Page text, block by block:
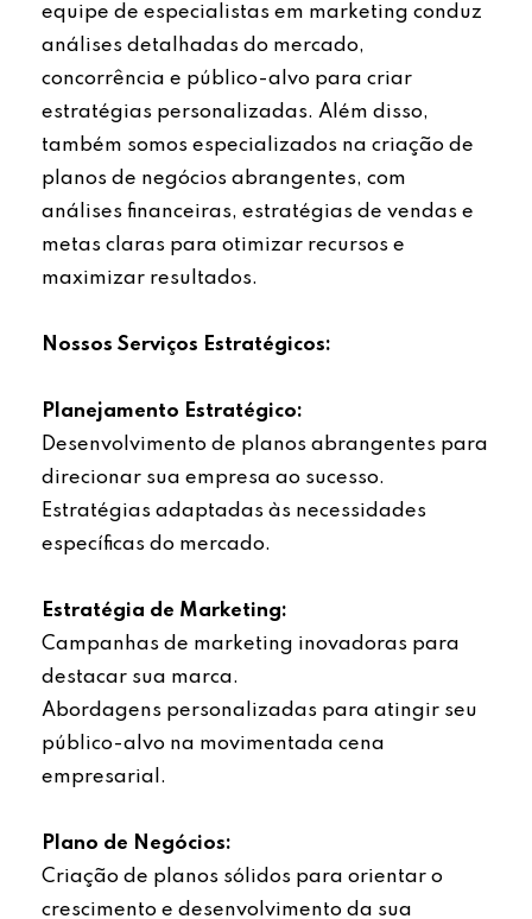
equipe de especialistas em marketing conduz
análises detalhadas do mercado,
concorrência e público-alvo para criar
estratégias personalizadas. Além disso,
também somos especializados na criação de
planos de negócios abrangentes, com
análises financeiras, estratégias de vendas e
metas claras para otimizar recursos e
maximizar resultados.
Nossos Serviços Estratégicos:
Planejamento Estratégico:
Desenvolvimento de planos abrangentes para
direcionar sua empresa ao sucesso.
Estratégias adaptadas às necessidades
específicas do mercado.
Estratégia de Marketing:
Campanhas de marketing inovadoras para
destacar sua marca.
Abordagens personalizadas para atingir seu
público-alvo na movimentada cena
empresarial.
Plano de Negócios:
Criação de planos sólidos para orientar o
crescimento e desenvolvimento da sua